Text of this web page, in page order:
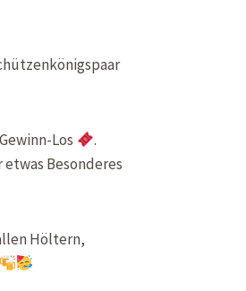
Los
.
Besonderes
Höltern,